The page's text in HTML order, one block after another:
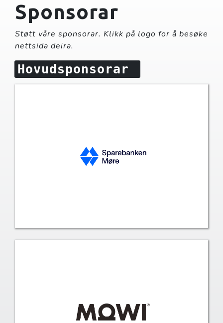
Sponsorar
Støtt våre sponsorar. Klikk på logo for å besøke
nettsida deira.
Hovudsponsorar